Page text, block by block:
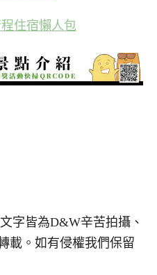
住宿懶人包
字皆為D&W辛苦拍攝、
載。如有侵權我們保留